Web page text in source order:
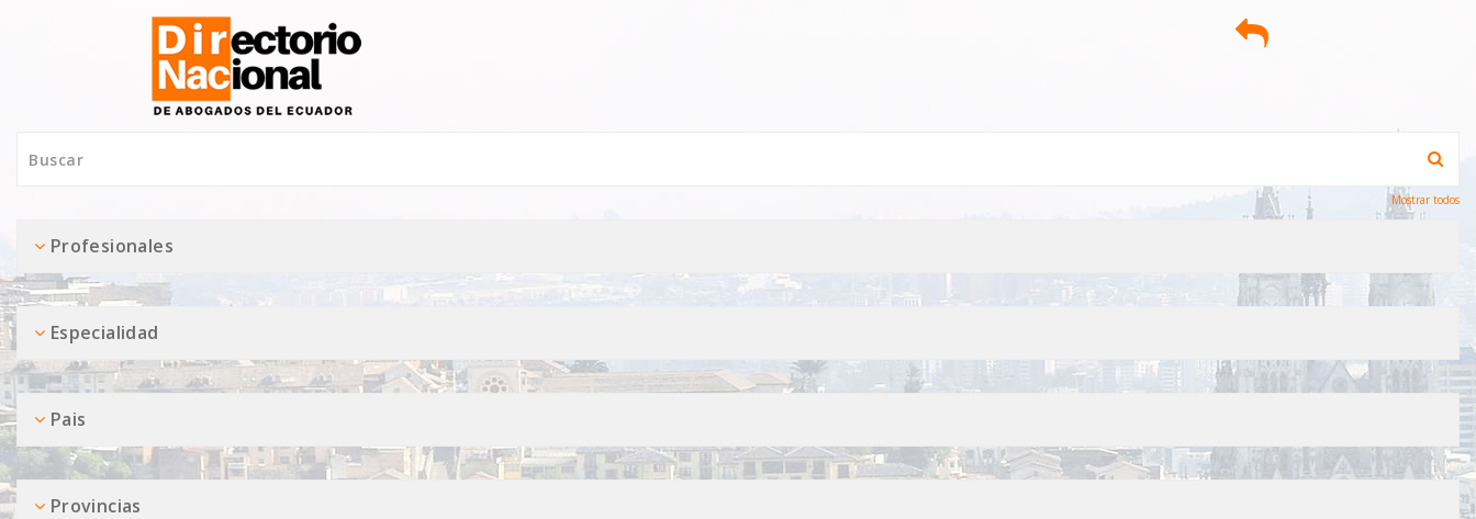
Mostrar todos
Profesionales
Especialidad
Pais
Provincias